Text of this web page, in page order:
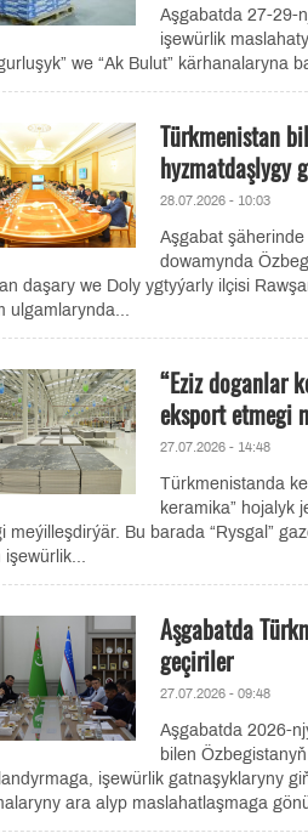
Aşgabatda 27-29-
işewürlik
we “Ak Bulut” kärhanalaryna
Türkmenistan
hyzmatdaşlygy
28.07.2026 - 10:03
Aşgabat
dowamynda
daşary we Doly ygtyýarly ilçisi
ulgamlarynda...
“Eziz doganlar
eksport etmegi
27.07.2026 - 14:48
Türkmenistanda
keramika” hojalyk
meýilleşdirýär. Bu barada “Rysgal”
işewürlik...
Aşgabatda
geçiriler
27.07.2026 - 09:48
Aşgabatda 2026-
bilen
işewürlik gatnaşyklaryny
ara alyp maslahatlaşmaga